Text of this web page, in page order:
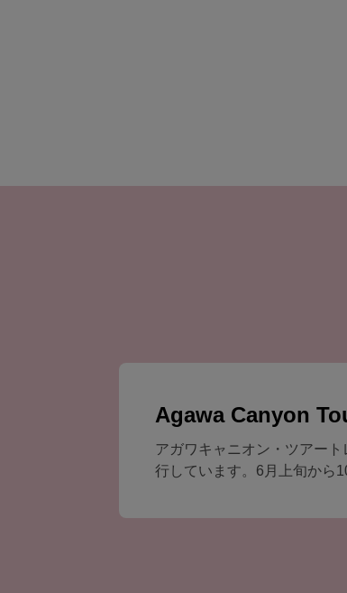
Agawa Canyon
アガワキャニオン・ツアー
行しています。6月上旬から